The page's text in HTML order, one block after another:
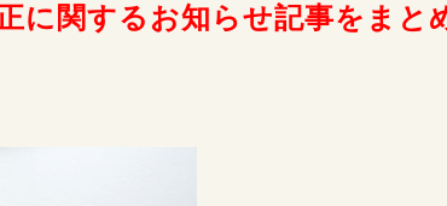
に関するお知らせ記事をまと